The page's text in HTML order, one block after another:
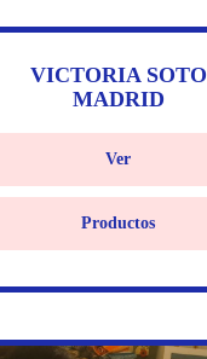
VICTORIA SOTO
MADRID
Ver
Productos